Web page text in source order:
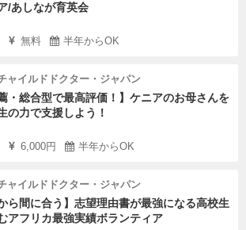
/あしなが育英会
無料 半年からOK
ャイルドドクター・ジャパン
薦・総合型で最高評価！】ケニアのお母さんを
の力で支援しよう！
6,000円 半年からOK
ャイルドドクター・ジャパン
から間に合う】志望理由書が最強になる高校生
アフリカ最強実績ボランティア